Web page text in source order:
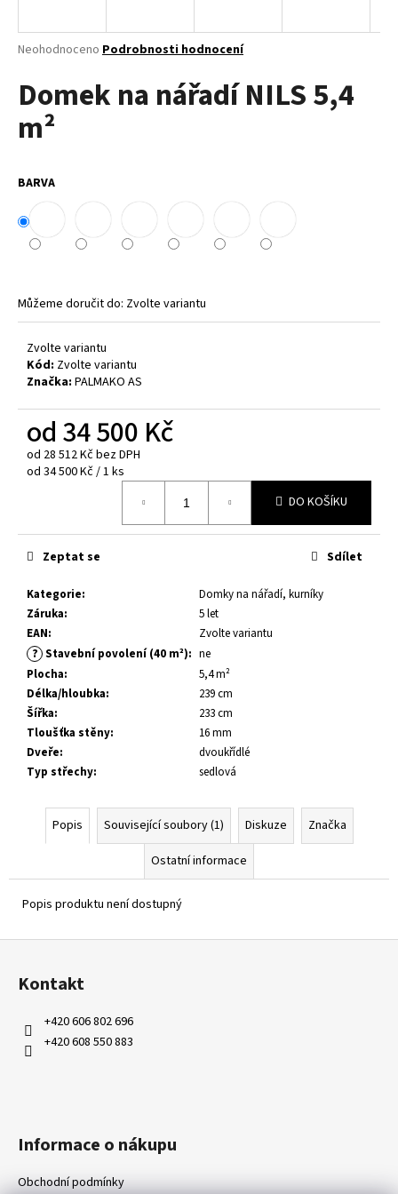
Průměrné
produktu
je
z
Neohodnoceno Podrobnosti hodnocení
Domek na nářadí NILS 5,4
m²
BARVA
Můžeme doručit do: Zvolte variantu
Zvolte variantu
Kód: Zvolte variantu
Značka: PALMAKO AS
od34 500 Kč
od 28 512 Kčbez DPH
Měrná
od 34 500 Kč / 1 ks
DO KOŠÍKU
Kategorie:
Domky na nářadí, kurníky
Záruka:
5 let
EAN: Zvolte variantu
? Stavební povolení (40 m²): ne
Plocha:
5,4 m²
Délka/hloubka:
239 cm
Šířka:
233 cm
Tloušťka stěny:
16 mm
Dveře:
dvoukřídlé
Typ střechy: sedlová
Zeptat se Sdílet
Popis Související soubory (1) Diskuze
Značka
Ostatní informace
Popis produktu není dostupný
j
t
?
HLEDAT
o
p
o
e
m
DĚTSKÉ
HŘIŠTĚ
HOUPACÍ
MODUL
200
Kč
Z
Kontakt
+420 606 802 696
+420 608 550 883
Informace o nákupu
Obchodní podmínky